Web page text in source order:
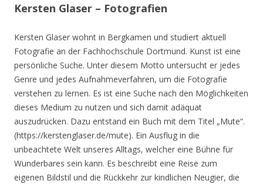
Kersten Glaser – Fotografien
Kersten Glaser wohnt in Bergkamen und studiert aktuell
Fotografie an der Fachhochschule Dortmund. Kunst ist eine
persönliche Suche. Unter diesem Motto untersucht er jedes
Genre und jedes Aufnahmeverfahren, um die Fotografie
verstehen zu lernen. Es ist eine Suche nach den Möglichkeiten
dieses Medium zu nutzen und sich damit adäquat
auszudrücken. Dazu entstand ein Buch mit dem Titel „Mute“.
(https://kerstenglaser.de/mute). Ein Ausflug in die
unbeachtete Welt unseres Alltags, welcher eine Bühne für
Wunderbares sein kann. Es beschreibt eine Reise zum
eigenen Bildstil und die Rückkehr zur kindlichen Neugier, die